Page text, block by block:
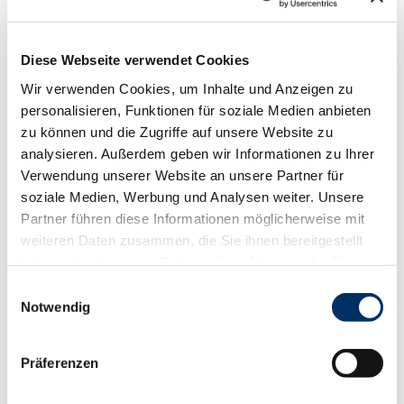
Diese Webseite verwendet Cookies
Wir verwenden Cookies, um Inhalte und Anzeigen zu
personalisieren, Funktionen für soziale Medien anbieten
zu können und die Zugriffe auf unsere Website zu
analysieren. Außerdem geben wir Informationen zu Ihrer
Verwendung unserer Website an unsere Partner für
soziale Medien, Werbung und Analysen weiter. Unsere
Partner führen diese Informationen möglicherweise mit
weiteren Daten zusammen, die Sie ihnen bereitgestellt
Notwendig
Präferenzen
B2) geht es über die Süderelbe nach Hamburg. Es
folgt jeweils Teil 1 der Hafenrundfahrt, bevor wir
Ausstieg festmachen.
Anleger Geesthacht
21502 Geesthacht: Direkt an der Elbe am
Ende des Menzer-Werft-Platzes, über die
Werftstraße beim Freibad zu erreichen.
Dates